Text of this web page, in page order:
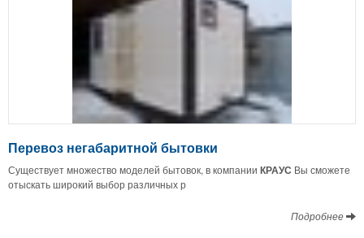
Перевоз негабаритной бытовки
Существует множество моделей бытовок, в компании КРАУС Вы сможете
отыскать широкий выбор различных р
Подробнее